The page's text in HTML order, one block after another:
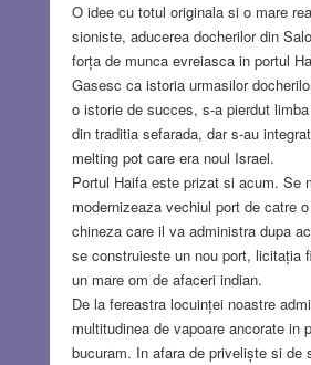
O idee cu totul originala si o mare
sioniste, aducerea docherilor din
forța de munca evreiasca in portul
Gasesc ca istoria urmasilor
o istorie de succes, s-a pierdut
din traditia sefarada, dar s-au
melting pot care era noul Israel.
Portul Haifa este prizat si acum. Se
modernizeaza vechiul port de catre
chineza care il va administra dupa
se construieste un nou port, licitația
un mare om de afaceri indian.
De la fereastra locuinței noastre
multitudinea de vapoare ancorate in
bucuram. In afara de priveliște si de